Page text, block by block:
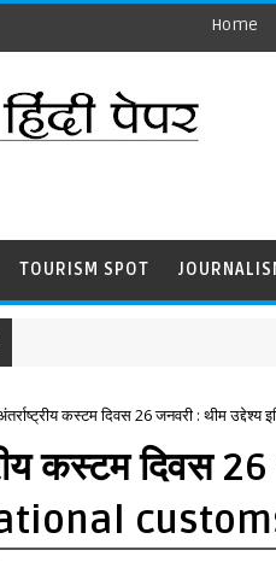
Home
TOURISM SPOT
कस्टम दिवस 26 जनवरी : थीम
कस्टम दिवस